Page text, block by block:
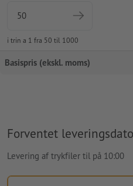
i trin a 1 fra 50 til 1000
Basispris (ekskl. moms)
Forventet
Levering af trykfiler til på 10:00